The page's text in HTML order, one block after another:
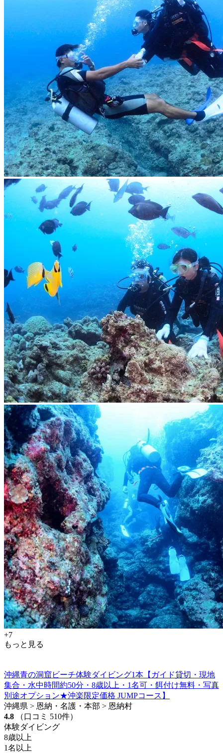
+7
もっと見る
沖縄青の洞窟ビーチ体験ダイビング1本【ガイド貸切・現地
集合・水中時間約50分・8歳以上・1名可・餌付け無料・写真
別途オプション★沖楽限定価格 JUMPコース】
沖縄県 > 恩納・名護・本部 > 恩納村
4.8
（口コミ 510件）
体験ダイビング
8歳以上
1名以上